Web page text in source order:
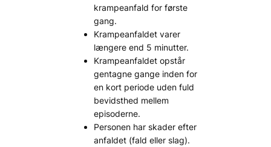
krampeanfald for første
gang.
Krampeanfaldet varer
længere end 5 minutter.
Krampeanfaldet opstår
gentagne gange inden for
en kort periode uden fuld
bevidsthed mellem
episoderne.
Personen har skader efter
anfaldet (fald eller slag).